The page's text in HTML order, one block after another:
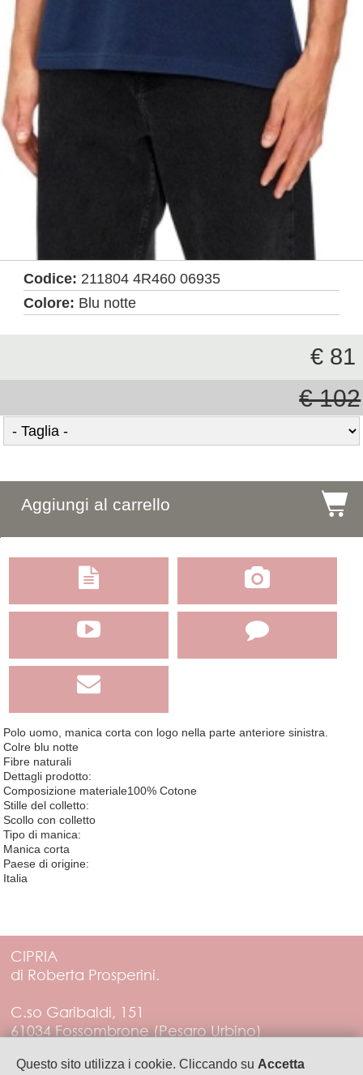
Questo sito utilizza i cookie. Cliccando su Accetta
Codice: 211804 4R460 06935
Colore: Blu notte
€ 81
€ 102
Aggiungi al carrello $
 
 

Polo uomo, manica corta con logo nella parte anteriore sinistra.
Colre blu notte
Fibre naturali
Dettagli prodotto:
Composizione materiale100% Cotone
Stille del colletto:
Scollo con colletto
Tipo di manica:
Manica corta
Paese di origine:
Italia
CIPRIA
di Roberta Prosperini.
C.so Garibaldi, 151
61034 Fossombrone (Pesaro Urbino)